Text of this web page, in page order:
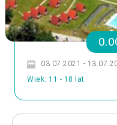
03.07.2021 -
Wiek: 11 - 18 lat